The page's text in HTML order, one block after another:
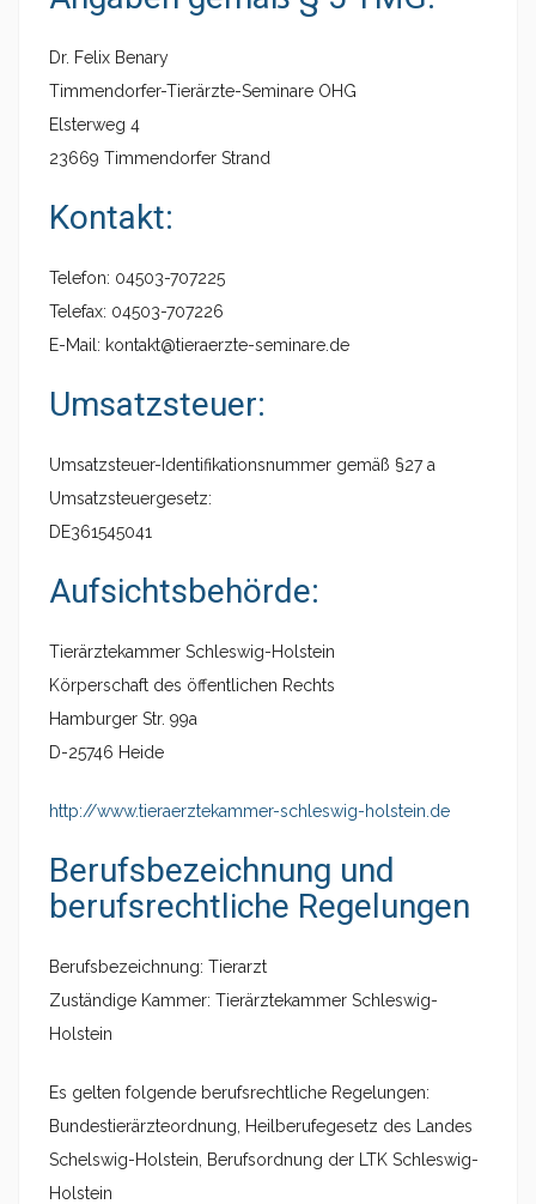
Dr. Felix Benary
Timmendorfer-Tierärzte-Seminare OHG
Elsterweg 4
23669 Timmendorfer Strand
Kontakt:
Telefon: 04503-707225
Telefax: 04503-707226
E-Mail: kontakt@tieraerzte-seminare.de
Umsatzsteuer:
Umsatzsteuer-Identifikationsnummer gemäß §27 a
Umsatzsteuergesetz:
DE361545041
Aufsichtsbehörde:
Tierärztekammer Schleswig-Holstein
Körperschaft des öffentlichen Rechts
Hamburger Str. 99a
D-25746 Heide
http://www.tieraerztekammer-schleswig-holstein.de
Berufsbezeichnung und
berufsrechtliche Regelungen
Berufsbezeichnung: Tierarzt
Zuständige Kammer: Tierärztekammer Schleswig-
Holstein
Es gelten folgende berufsrechtliche Regelungen:
Bundestierärzteordnung, Heilberufegesetz des Landes
Schelswig-Holstein, Berufsordnung der LTK Schleswig-
Holstein